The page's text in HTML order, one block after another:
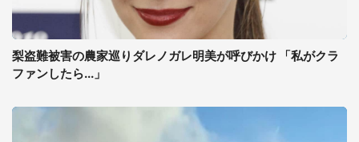
梨盗難被害の農家巡りダレノガレ明美が呼びかけ 「私がクラ
ファンしたら...」